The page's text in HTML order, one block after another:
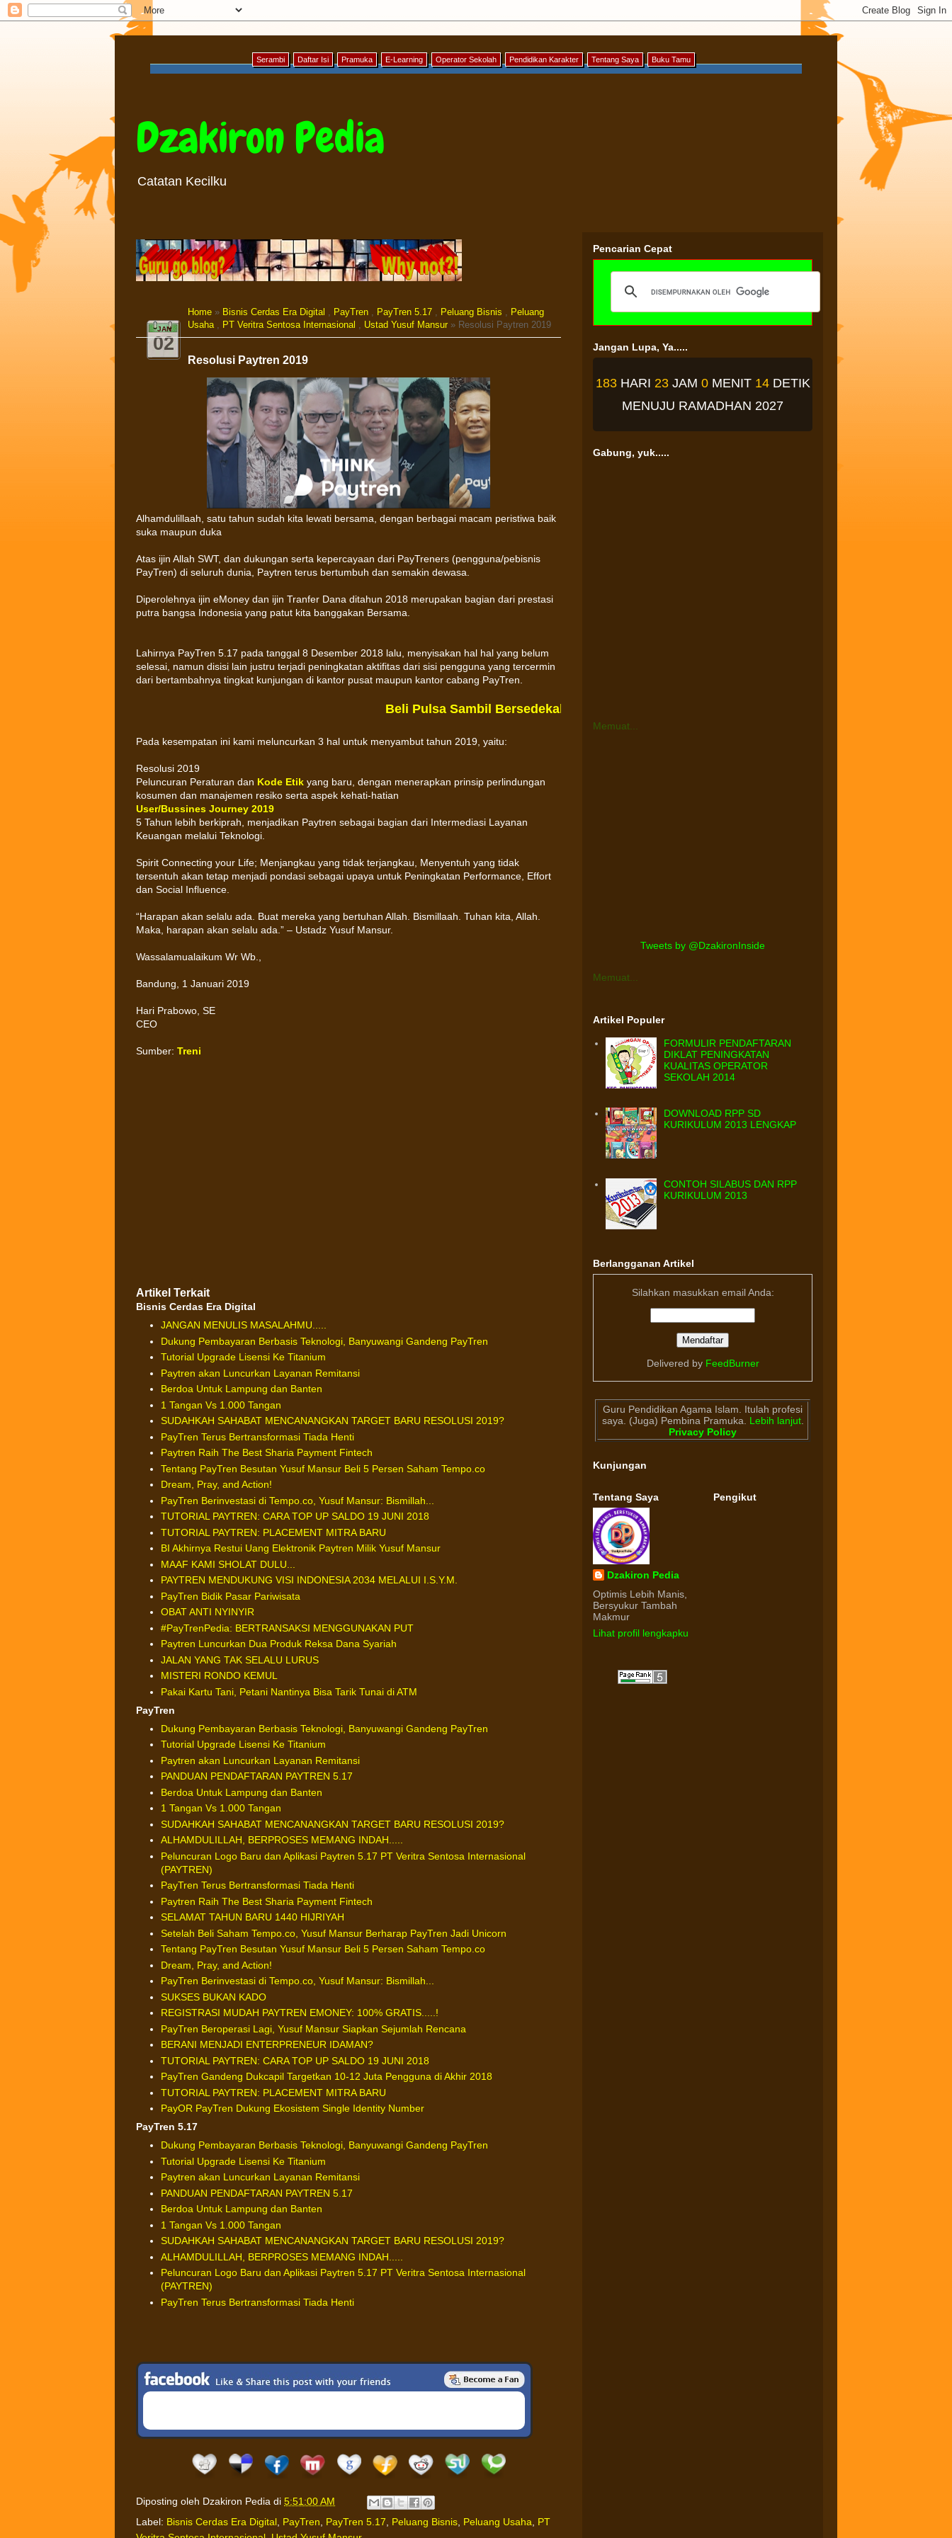
Serambi Daftar Isi Pramuka E-Learning Operator Sekolah Pendidikan Karakter Tentang Saya Buku Tamu
Dzakiron Pedia
Catatan Kecilku
JAN
02
Home » Bisnis Cerdas Era Digital , PayTren , PayTren 5.17 , Peluang Bisnis , Peluang
Usaha, PT Veritra Sentosa Internasional , Ustad Yusuf Mansur » Resolusi Paytren 2019
Resolusi Paytren 2019
Alhamdulillaah, satu tahun sudah kita lewati bersama, dengan berbagai macam peristiwa baik
suka maupun duka
Atas ijin Allah SWT, dan dukungan serta kepercayaan dari PayTreners (pengguna/pebisnis
PayTren) di seluruh dunia, Paytren terus bertumbuh dan semakin dewasa.
Diperolehnya ijin eMoney dan ijin Tranfer Dana ditahun 2018 merupakan bagian dari prestasi
putra bangsa Indonesia yang patut kita banggakan Bersama.
Lahirnya PayTren 5.17 pada tanggal 8 Desember 2018 lalu, menyisakan hal hal yang belum
selesai, namun disisi lain justru terjadi peningkatan aktifitas dari sisi pengguna yang tercermin
dari bertambahnya tingkat kunjungan di kantor pusat maupun kantor cabang PayTren.
Beli Pulsa Sambil Bersedekah? Download PayTren eMoney!
Pada kesempatan ini kami meluncurkan 3 hal untuk menyambut tahun 2019, yaitu:
Resolusi 2019
Peluncuran Peraturan dan Kode Etik yang baru, dengan menerapkan prinsip perlindungan
kosumen dan manajemen resiko serta aspek kehati-hatian
User/Bussines Journey 2019
5 Tahun lebih berkiprah, menjadikan Paytren sebagai bagian dari Intermediasi Layanan
Keuangan melalui Teknologi.
Spirit Connecting your Life; Menjangkau yang tidak terjangkau, Menyentuh yang tidak
tersentuh akan tetap menjadi pondasi sebagai upaya untuk Peningkatan Performance, Effort
dan Social Influence.
“Harapan akan selalu ada. Buat mereka yang bertuhan Allah. Bismillaah. Tuhan kita, Allah.
Maka, harapan akan selalu ada.” – Ustadz Yusuf Mansur.
Wassalamualaikum Wr Wb.,
Bandung, 1 Januari 2019
Hari Prabowo, SE
CEO
Sumber: Treni
Artikel Terkait
Bisnis Cerdas Era Digital
JANGAN MENULIS MASALAHMU.....
Dukung Pembayaran Berbasis Teknologi, Banyuwangi Gandeng PayTren
Tutorial Upgrade Lisensi Ke Titanium
Paytren akan Luncurkan Layanan Remitansi
Berdoa Untuk Lampung dan Banten
1 Tangan Vs 1.000 Tangan
SUDAHKAH SAHABAT MENCANANGKAN TARGET BARU RESOLUSI 2019?
PayTren Terus Bertransformasi Tiada Henti
Paytren Raih The Best Sharia Payment Fintech
Tentang PayTren Besutan Yusuf Mansur Beli 5 Persen Saham Tempo.co
Dream, Pray, and Action!
PayTren Berinvestasi di Tempo.co, Yusuf Mansur: Bismillah...
TUTORIAL PAYTREN: CARA TOP UP SALDO 19 JUNI 2018
TUTORIAL PAYTREN: PLACEMENT MITRA BARU
BI Akhirnya Restui Uang Elektronik Paytren Milik Yusuf Mansur
MAAF KAMI SHOLAT DULU...
PAYTREN MENDUKUNG VISI INDONESIA 2034 MELALUI I.S.Y.M.
PayTren Bidik Pasar Pariwisata
OBAT ANTI NYINYIR
#PayTrenPedia: BERTRANSAKSI MENGGUNAKAN PUT
Paytren Luncurkan Dua Produk Reksa Dana Syariah
JALAN YANG TAK SELALU LURUS
MISTERI RONDO KEMUL
Pakai Kartu Tani, Petani Nantinya Bisa Tarik Tunai di ATM
PayTren
Dukung Pembayaran Berbasis Teknologi, Banyuwangi Gandeng PayTren
Tutorial Upgrade Lisensi Ke Titanium
Paytren akan Luncurkan Layanan Remitansi
PANDUAN PENDAFTARAN PAYTREN 5.17
Berdoa Untuk Lampung dan Banten
1 Tangan Vs 1.000 Tangan
SUDAHKAH SAHABAT MENCANANGKAN TARGET BARU RESOLUSI 2019?
ALHAMDULILLAH, BERPROSES MEMANG INDAH.....
Peluncuran Logo Baru dan Aplikasi Paytren 5.17 PT Veritra Sentosa Internasional
(PAYTREN)
PayTren Terus Bertransformasi Tiada Henti
Paytren Raih The Best Sharia Payment Fintech
SELAMAT TAHUN BARU 1440 HIJRIYAH
Setelah Beli Saham Tempo.co, Yusuf Mansur Berharap PayTren Jadi Unicorn
Tentang PayTren Besutan Yusuf Mansur Beli 5 Persen Saham Tempo.co
Dream, Pray, and Action!
PayTren Berinvestasi di Tempo.co, Yusuf Mansur: Bismillah...
SUKSES BUKAN KADO
REGISTRASI MUDAH PAYTREN EMONEY: 100% GRATIS.....!
PayTren Beroperasi Lagi, Yusuf Mansur Siapkan Sejumlah Rencana
BERANI MENJADI ENTERPRENEUR IDAMAN?
TUTORIAL PAYTREN: CARA TOP UP SALDO 19 JUNI 2018
PayTren Gandeng Dukcapil Targetkan 10-12 Juta Pengguna di Akhir 2018
TUTORIAL PAYTREN: PLACEMENT MITRA BARU
PayOR PayTren Dukung Ekosistem Single Identity Number
PayTren 5.17
Dukung Pembayaran Berbasis Teknologi, Banyuwangi Gandeng PayTren
Tutorial Upgrade Lisensi Ke Titanium
Paytren akan Luncurkan Layanan Remitansi
PANDUAN PENDAFTARAN PAYTREN 5.17
Berdoa Untuk Lampung dan Banten
1 Tangan Vs 1.000 Tangan
SUDAHKAH SAHABAT MENCANANGKAN TARGET BARU RESOLUSI 2019?
ALHAMDULILLAH, BERPROSES MEMANG INDAH.....
Peluncuran Logo Baru dan Aplikasi Paytren 5.17 PT Veritra Sentosa Internasional
(PAYTREN)
PayTren Terus Bertransformasi Tiada Henti
Diposting oleh Dzakiron Pedia di 5:51:00 AM
Label: Bisnis Cerdas Era Digital PayTren PayTren 5.17 Peluang Bisnis Peluang Usaha
PT
Pencarian Cepat
Jangan Lupa, Ya.....
183 HARI 23 JAM 0 MENIT13 DETIK
MENUJU RAMADHAN 2027
Gabung, yuk.....
Memuat...
Tweets by @DzakironInside
Memuat...
Artikel Populer
FORMULIR PENDAFTARAN
DIKLAT PENINGKATAN
KUALITAS OPERATOR
SEKOLAH 2014
DOWNLOAD RPP SD
KURIKULUM 2013 LENGKAP
CONTOH SILABUS DAN RPP
KURIKULUM 2013
Berlangganan Artikel
Silahkan masukkan email Anda:
Delivered by FeedBurner
Guru Pendidikan Agama Islam. Itulah profesi
saya. (Juga) Pembina Pramuka.
Lebih lanjut.
Privacy Policy
Kunjungan
Tentang Saya
Dzakiron Pedia
Optimis Lebih Manis,
Bersyukur Tambah
Makmur
Lihat profil lengkapku
Pengikut